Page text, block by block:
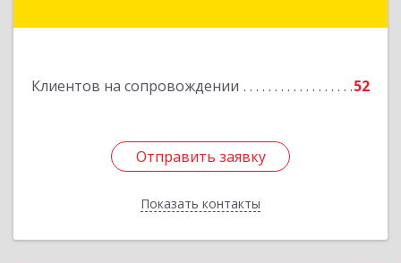
Клиентов на сопровождении 52
Отправить заявку
Показать контакты
Отправить заявку
Назад